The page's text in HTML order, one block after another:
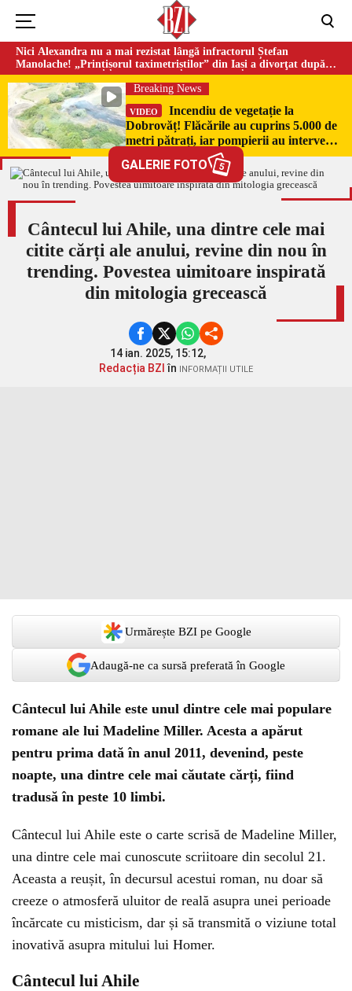
Nici Alexandra nu a mai rezistat lângă infractorul Ștefan
Manolache! „Prințișorul taximetriștilor” din Iași a divorţat după
doi ani de căsnicie
Breaking News
VIDEO
Incendiu de vegetație la
Dobrovăț! Flăcările au cuprins 5.000 de
metri pătrați, iar pompierii au intervenit
GALERIE FOTO 5
Cântecul lui Ahile, una dintre cele mai
citite cărți ale anului, revine din nou în
trending. Povestea uimitoare inspirată
din mitologia grecească
14 ian. 2025, 15:12,
Redacția BZI în INFORMAȚII UTILE
Urmărește BZI pe Google
Adaugă-ne ca sursă preferată în Google
Cântecul lui Ahile este unul dintre cele mai populare
romane ale lui Madeline Miller. Acesta a apărut
pentru prima dată în anul 2011, devenind, peste
noapte, una dintre cele mai căutate cărți, fiind
tradusă în peste 10 limbi.
Cântecul lui Ahile este o carte scrisă de Madeline Miller,
una dintre cele mai cunoscute scriitoare din secolul 21.
Aceasta a reușit, în decursul acestui roman, nu doar să
creeze o atmosferă uluitor de reală asupra unei perioade
încărcate cu misticism, dar și să transmită o viziune total
inovativă asupra mitului lui Homer.
Cântecul lui Ahile